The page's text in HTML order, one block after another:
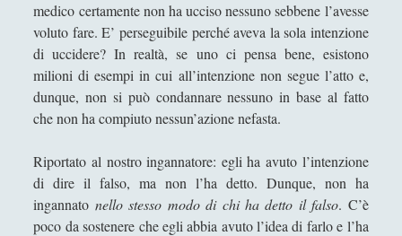
Opacità Referenziale - Possibile Non
Assurdità Degli Enunciati Mooreani
Soluzioni del paradosso
dell’ingannatore che non inganna
nessuno
Sabatini's paradox
Un argomento per l'impensabilità
della morte
medico certamente non ha ucciso nessuno sebbene l’avesse
voluto fare. E’ perseguibile perché aveva la sola intenzione
di uccidere? In realtà, se uno ci pensa bene, esistono
milioni di esempi in cui all’intenzione non segue l’atto e,
dunque, non si può condannare nessuno in base al fatto
che non ha compiuto nessun’azione nefasta.
Riportato al nostro ingannatore: egli ha avuto l’intenzione
di dire il falso, ma non l’ha detto. Dunque, non ha
ingannato nello stesso modo di chi ha detto il falso. C’è
poco da sostenere che egli abbia avuto l’idea di farlo e l’ha